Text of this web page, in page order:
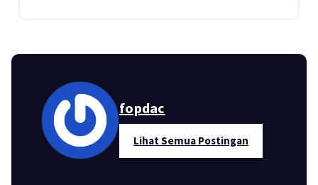
fopdac
Lihat Semua Postingan